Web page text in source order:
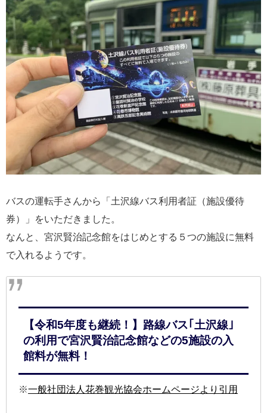
バスの運転手さんから「土沢線バス利用者証（施設優待
券）」をいただきました。
なんと、宮沢賢治記念館をはじめとする５つの施設に無料
で入れるようです。
【令和5年度も継続！】路線バス｢土沢線｣
の利用で宮沢賢治記念館などの5施設の入
館料が無料！
※一般社団法人花巻観光協会ホームページより引用